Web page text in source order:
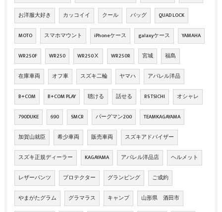
お洋服大好き カッコイイ クール バッグ QUAD LOCK
MOTO スマホマウント iPhoneケース galaxyケース YAMAHA
WR250F WR250 WR250Ⅹ WR250R 宮城 福島
在庫車両 オフ車 スズキ二輪 ヤマハ アパレル洋品
B+COM B+COM PLAY 聴ける 話せる RS TSICHI オシャレ
790DUKE 690 SMCR バーグマン200 TEAMKAGAYAMA
加賀山就臣 希少車両 販売車両 スズキアドバイザー
スズキ正規ディーラー KAGAYAMA アパレル洋品店 ヘルメット
レザーパンツ プロテクター グランピング ご成約
やまがたグラム グラマラス キャンプ 山形県 酒田市